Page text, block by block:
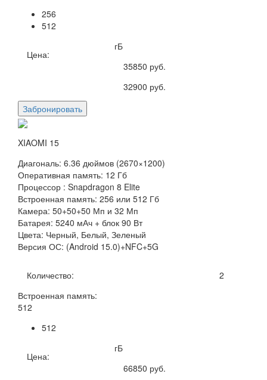
256
512
гБ
Цена:
35850 руб.
32900 руб.
Забронировать
XIAOMI 15
Диагональ: 6.36 дюймов (2670×1200)
Оперативная память: 12 Гб
Процессор : Snapdragon 8 Elite
Встроенная память: 256 или 512 Гб
Камера: 50+50+50 Мп и 32 Мп
Батарея: 5240 мАч + блок 90 Вт
Цвета: Черный, Белый, Зеленый
Версия ОС: (Android 15.0)+NFC+5G
Количество:
2
Встроенная память:
512
512
гБ
Цена:
66850 руб.